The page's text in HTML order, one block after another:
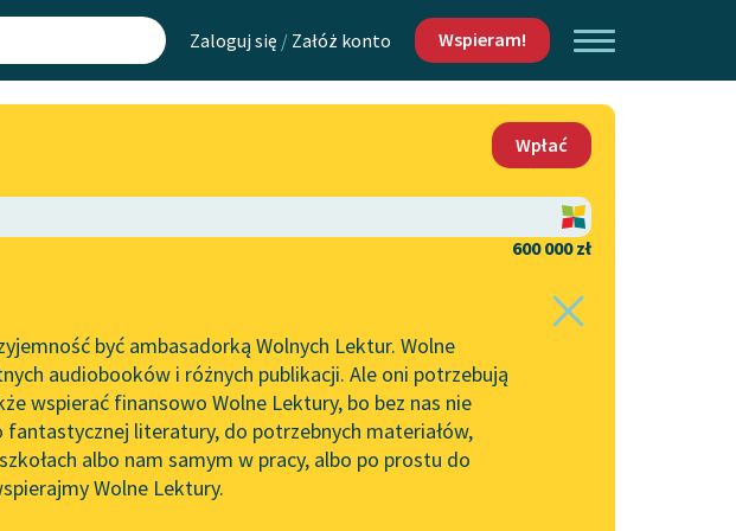
Zaloguj się / Załóż konto Wspieram!
Lab Mapa Wolnych Lektur
Leśmianator
API
OAI-PMH
Widget Wolnych Lektur
Kontakt
O projekcie
Zasady wykorzystania
Wolnych Lektur
Logotypy
Materiały promocyjne
Wpłać
600 000 zł
być ambasadorką Wolnych Lektur. Wolne
audiobooków i różnych publikacji. Ale oni potrzebują
wspierać finansowo Wolne Lektury, bo bez nas nie
literatury, do potrzebnych materiałów,
albo nam samym w pracy, albo po prostu do
Wolne Lektury.